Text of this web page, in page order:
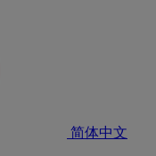
简体中文